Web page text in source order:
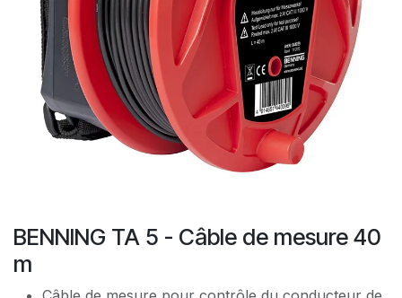
BENNING TA 5 - Câble de mesure 40
m